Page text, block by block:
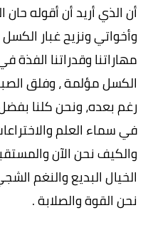
أن الذي أريد أن أقوله
وأخواتي ونزيح غبار
مهاراتنا وقدراتنا
الكسل مؤلمة ، وفلق
رغم بعده، ونحن كلنا
في سماء العلم
والكيف نحن الآن
الخيال البديع والنغم
نحن القوة والصلابة .